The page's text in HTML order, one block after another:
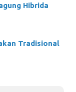
Hibrida
Tradisional